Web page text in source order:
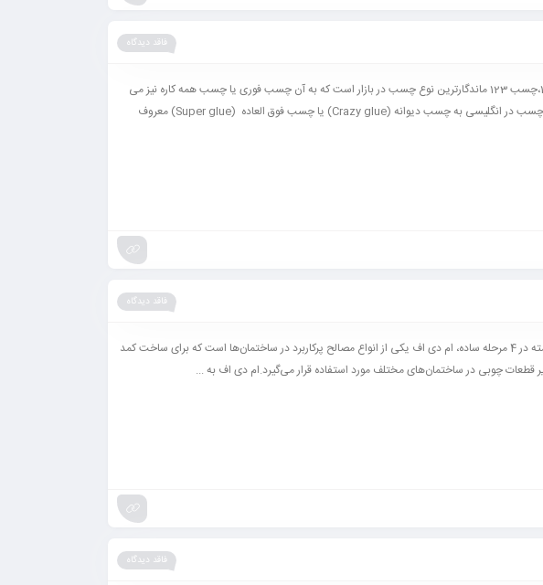
فاقد دیدگاه
کاربردهای چسب 123،چسب 123 ماندگارترین نوع چسب در بازار است که به آن چسب فوری یا چسب همه کاره نیز می
گویند. همچنین این چسب در انگلیسی به چسب دیوانه (Crazy glue) یا چسب فوق العاده (Super glue) معروف
فاقد دیدگاه
تعمیر ام دی اف شکسته در 4 مرحله ساده، ام دی اف یکی از انواع مصالح پرکاربرد در ساختمان‌ها است که برای ساخت کمد
قطعات چوبی در ساختمان‌های مختلف مورد استفاده قرار می‌گیرد.‌ام دی اف به ...
فاقد دیدگاه